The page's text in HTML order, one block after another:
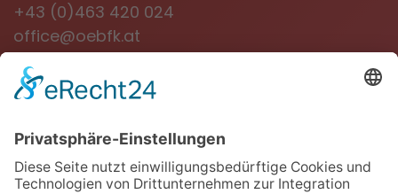
+43 (0)463 420 024
office@oebfk.at
NEWSLETTER